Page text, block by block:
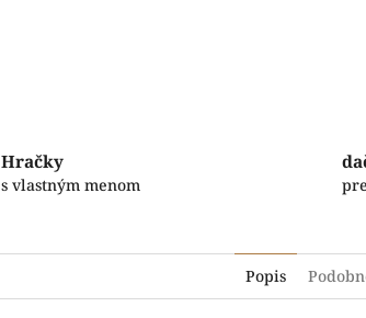
Hračky
s vlastným menom
Popis